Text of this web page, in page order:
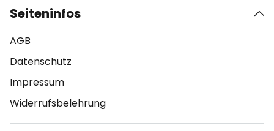
Seiteninfos
AGB
Datenschutz
Impressum
Widerrufsbelehrung